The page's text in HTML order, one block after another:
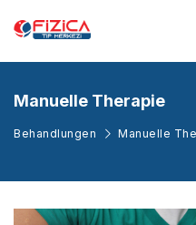
Manuelle Therapie
Behandlungen Manuelle